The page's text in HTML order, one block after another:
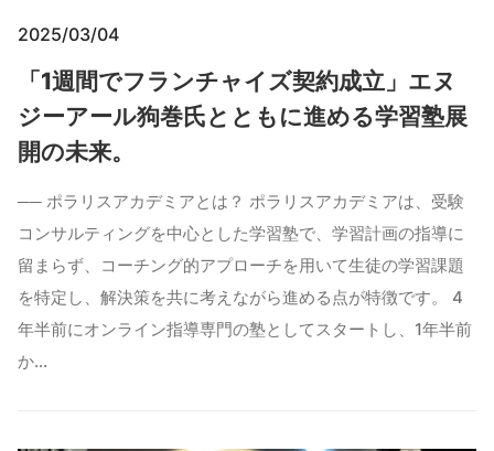
2025/03/04
「1週間でフランチャイズ契約成立」エヌ
ジーアール狗巻氏とともに進める学習塾展
開の未来。
── ポラリスアカデミアとは？ ポラリスアカデミアは、受験
コンサルティングを中心とした学習塾で、学習計画の指導に
留まらず、コーチング的アプローチを用いて生徒の学習課題
を特定し、解決策を共に考えながら進める点が特徴です。 4
年半前にオンライン指導専門の塾としてスタートし、1年半前
か…